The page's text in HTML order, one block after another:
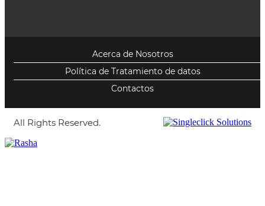
Acerca de Nosotros
Política de Tratamiento de datos
Contactos
All Rights Reserved.